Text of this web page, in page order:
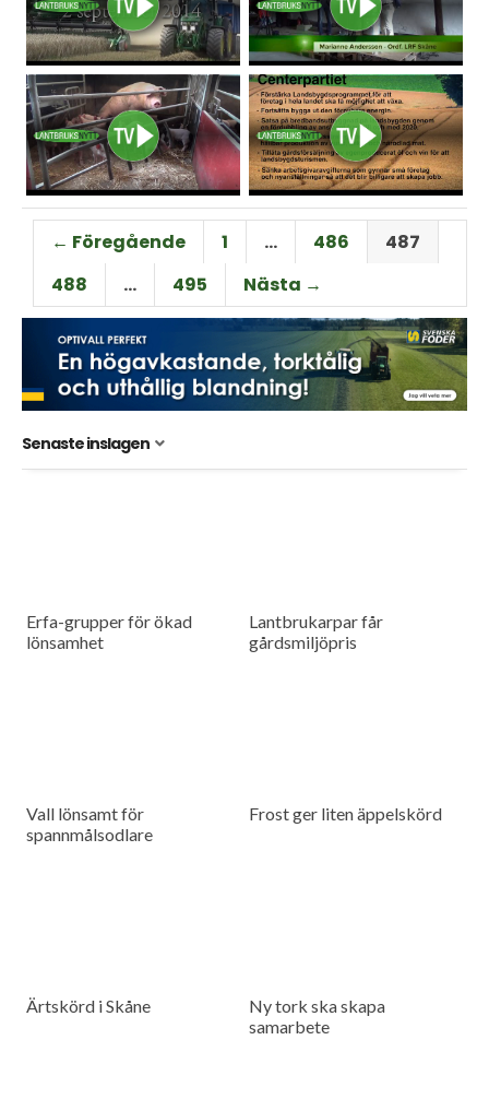
← Föregående 1 … 486
487
488
… 495 Nästa →
Senaste inslagen
Erfa-grupper för ökad
lönsamhet
Lantbrukarpar får
gårdsmiljöpris
Vall lönsamt för
spannmålsodlare
Frost ger liten äppelskörd
Ärtskörd i Skåne
Ny tork ska skapa
samarbete